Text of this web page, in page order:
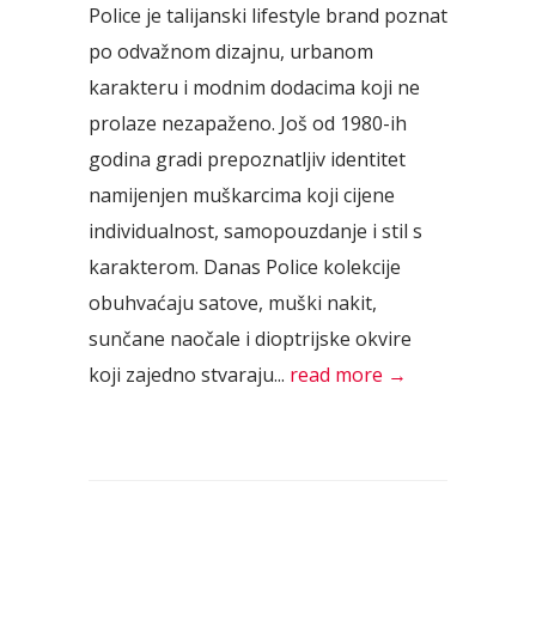
Police je talijanski lifestyle brand poznat
po odvažnom dizajnu, urbanom
karakteru i modnim dodacima koji ne
prolaze nezapaženo. Još od 1980-ih
godina gradi prepoznatljiv identitet
namijenjen muškarcima koji cijene
individualnost, samopouzdanje i stil s
karakterom. Danas Police kolekcije
obuhvaćaju satove, muški nakit,
sunčane naočale i dioptrijske okvire
koji zajedno stvaraju... read more →